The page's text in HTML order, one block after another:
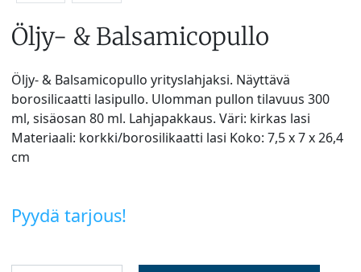
Öljy- & Balsamicopullo
Öljy- & Balsamicopullo yrityslahjaksi. Näyttävä
borosilicaatti lasipullo. Ulomman pullon tilavuus 300
ml, sisäosan 80 ml. Lahjapakkaus. Väri: kirkas lasi
Materiaali: korkki/borosilikaatti lasi Koko: 7,5 x 7 x 26,4
cm
Pyydä tarjous!